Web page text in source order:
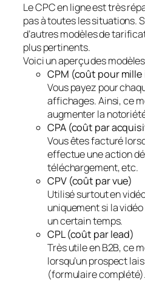
Le CPC en ligne est très
pas à toutes les situations.
d’autres modèles de
plus pertinents.
Voici un aperçu des
CPM (coût pour
Vous payez pour
affichages. Ainsi, ce
augmenter la
CPA (coût par
Vous êtes facturé
effectue une action
téléchargement, etc.
CPV (coût par vue)
Utilisé surtout en
uniquement si la
un certain temps.
CPL (coût par lead)
Très utile en B2B, ce
lorsqu’un prospect
(formulaire complété).